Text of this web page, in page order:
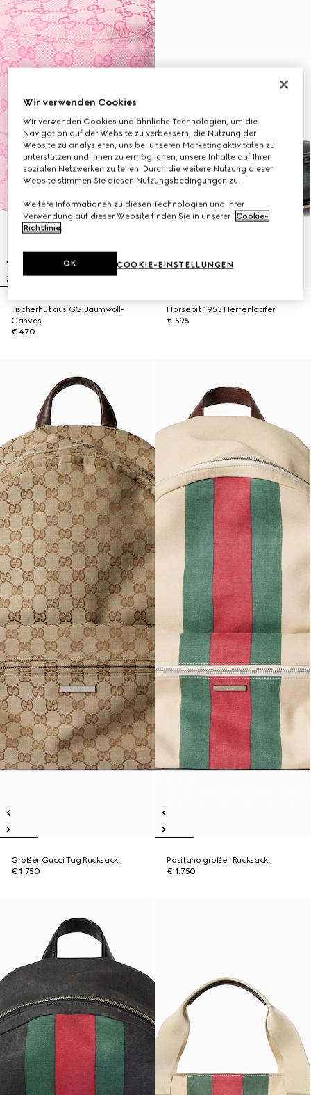
Fischerhut aus GG Baumwoll-
Canvas
€ 470
Horsebit 1953 Herrenloafer
€ 595
Großer Gucci Tag Rucksack
€ 1.750
Positano großer Rucksack
€ 1.750
Wir verwenden Cookies
Wir verwenden Cookies und ähnliche Technologien, um die
Navigation auf der Website zu verbessern, die Nutzung der
Website zu analysieren, uns bei unseren Marketingaktivitäten zu
unterstützen und Ihnen zu ermöglichen, unsere Inhalte auf Ihren
sozialen Netzwerken zu teilen. Durch die weitere Nutzung dieser
Website stimmen Sie diesen Nutzungsbedingungen zu.
Weitere Informationen zu diesen Technologien und ihrer
Verwendung auf dieser Website finden Sie in unserer Cookie-
Richtlinie.
COOKIE-EINSTELLUNGEN
OK